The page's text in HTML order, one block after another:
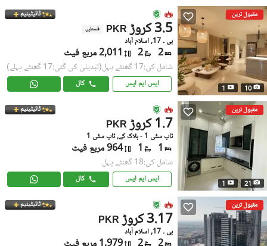
مقبول ترین
10
1
ٹائیٹینیم
PKR 3.5 کروڑ قسطیں
بی ۔ 17, اسلام آباد
2
2 2,011 مربع فیٹ
شامل کی:17 گھنٹے پہل (تبدیلی کی گئی:17 گھنٹے پہلے)
ایس ایم ایس کال
مقبول ترین
21
1
ٹائیٹینیم
PKR 1.7 کروڑ
ٹاپ سٹی 1 - بلاک کے, ٹاپ سٹی 1
1
1 964 مربع فیٹ
شامل کی:18 گھنٹے پہل
ایس ایم ایس کال
مقبول ترین ٹائیٹینیم
PKR 3.17 کروڑ
بی ۔ 17, اسلام آباد